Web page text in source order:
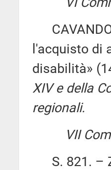
l'acquisto di
disabilità»
XIV e della
regionali.
VII
S. 821. –